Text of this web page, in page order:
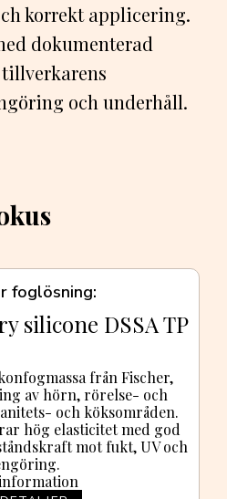
korrekt applicering.
dokumenterad
och underhåll.
foglösning
silicone DSSA TP
från Fischer,
av hörn, rörelse- och
och köksområden.
hög elasticitet med god
mot fukt, UV och